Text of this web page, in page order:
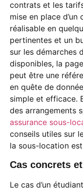
contrats et les
mise en place
réalisable en
pertinentes et un
sur les démarches
disponibles, la page
peut être une
en quête de
simple et efficace.
des arrangements
assurance sous-
conseils utiles sur
la sous-location
Cas concrets
Le cas d’un